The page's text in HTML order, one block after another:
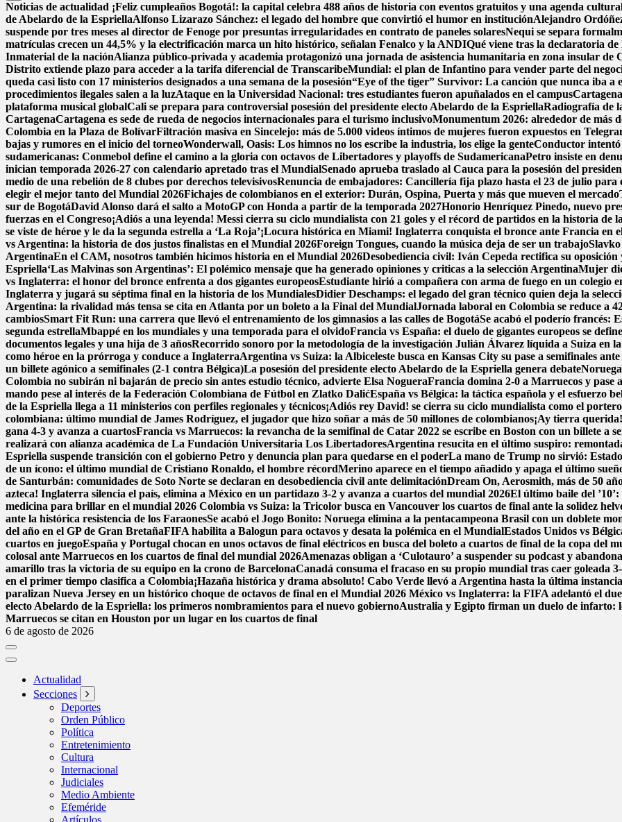
Noticias de actualidad ¡Feliz cumpleaños Bogotá!: la capital celebra 488 años de historia con eventos gratuitos y una agenda
de Abelardo de la EspriellaAlfonso Lizarazo Sánchez: el legado del hombre que convirtió el humor en instituciónAlejandro
suspende por tres meses al director de Fenoge por presuntas irregularidades en contrato de paneles solaresNequi se separa
matrículas crecen un 44,5% y la electrificación marca un hito histórico, señalan Fenalco y la ANDIQué viene tras la declaratoria
Inmaterial de la naciónAlianza público-privada y academia protagonizó una jornada de asistencia humanitaria en zona insular de
Distrito extiende plazo para acceder a la tarifa diferencial de TranscaribeMundial: el plan de Infantino para vender parte del
queda casi listo con 17 ministerios designados a una semana de la posesión“Eye of the tiger” Survivor: La canción que nunca iba a
procedimientos ilegales salen a la luzAtaque en la Universidad Nacional: tres estudiantes fueron apuñalados en el campus
plataforma musical globalCali se prepara para controversial posesión del presidente electo Abelardo de la EspriellaRadiografía de
CartagenaCartagena es sede de rueda de negocios internacionales para el turismo inclusivoMonumentum 2026: alrededor de más
Colombia en la Plaza de BolívarFiltración masiva en Sincelejo: más de 5.000 videos íntimos de mujeres fueron expuestos en
bajas y rumores en el inicio del torneoWonderwall, Oasis: Los himnos no los escribe la industria, los elige la genteConductor intentó
sudamericanas: Conmebol define el camino a la gloria con octavos de Libertadores y playoffs de SudamericanaPetro insiste en
inician temporada 2026-27 con calendario apretado tras el MundialSenado aprueba traslado al Cauca para la posesión del
medio de una rebelión de 8 clubes por derechos televisivosRenuncia de embajadores: Cancillería fija plazo hasta el 23 de julio
elegir el mejor tanto del Mundial 2026Fichajes de colombianos en el exterior: Durán, Ospina, Puerta y más que mueven el mercado
sur de BogotáDavid Alonso dará el salto a MotoGP con Honda a partir de la temporada 2027Honorio Henríquez Pinedo, nuevo
fuerzas en el Congreso¡Adiós a una leyenda! Messi cierra su ciclo mundialista con 21 goles y el récord de partidos en la historia de
se viste de héroe y le da la segunda estrella a ‘La Roja’¡Locura histórica en Miami! Inglaterra conquista el bronce ante Francia en
vs Argentina: la historia de dos justos finalistas en el Mundial 2026Foreign Tongues, cuando la música deja de ser un trabajo
ArgentinaEn el CAM, nosotros también hicimos historia en el Mundial 2026Desobediencia civil: Iván Cepeda rectifica su
Espriella‘Las Malvinas son Argentinas’: El polémico mensaje que ha generado opiniones y criticas a la selección ArgentinaMujer
vs Inglaterra: el honor del bronce enfrenta a dos gigantes europeosEstudiante hirió a compañera con arma de fuego en un colegio
Inglaterra y jugará su séptima final en la historia de los MundialesDidier Deschamps: el legado del gran técnico quien deja la
Argentina: la rivalidad más tensa se cita en Atlanta por un boleto a la Final del MundialJornada laboral en Colombia se reduce a
cambiosSmart Fit Run: una carrera que llevó el entrenamiento de los gimnasios a las calles de BogotáSe acabó el poderío francés:
segunda estrellaMbappé en los mundiales y una temporada para el olvidoFrancia vs España: el duelo de gigantes europeos se
documentos legales y una hija de 3 añosRecorrido sonoro por la metodología de la investigación Julián Álvarez líquida a Suiza en
como héroe en la prórroga y conduce a InglaterraArgentina vs Suiza: la Albiceleste busca en Kansas City su pase a semifinales
un billete agónico a semifinales (2-1 contra Bélgica)La posesión del presidente electo Abelardo de la Espriella genera debate
Colombia no subirán ni bajarán de precio sin antes estudio técnico, advierte Elsa NogueraFrancia domina 2-0 a Marruecos y pase
mando pese al interés de la Federación Colombiana de Fútbol en Zlatko DalićEspaña vs Bélgica: la táctica española y el esfuerzo
de la Espriella llega a 11 ministerios con perfiles regionales y técnicos¡Adiós rey David! se cierra su ciclo mundialista como el
colombiana: último mundial de James Rodríguez, el jugador que hizo soñar a más de 50 millones de colombianos¡Ay tierra
gana 4-3 y avanza a cuartosFrancia vs Marruecos: la revancha de la semifinal de Catar 2022 se escribe en Boston con un billete a
realizará con alianza académica de La Fundación Universitaria Los LibertadoresArgentina resucita en el último suspiro:
Espriella suspende transición con el gobierno Petro y denuncia plan para quedarse en el poderLa mano de Trump no sirvió:
de un ícono: el último mundial de Cristiano Ronaldo, el hombre récordMerino aparece en el tiempo añadido y apaga el último
de Santurbán: comunidades de Soto Norte se declaran en desobediencia civil ante delimitaciónDream On, Aerosmith, más de 50
azteca! Inglaterra silencia el país, elimina a México en un partidazo 3-2 y avanza a cuartos del mundial 2026El último baile del
medicina para brillar en el mundial 2026 Colombia vs Suiza: la Tricolor busca en Vancouver los cuartos de final ante la solidez
ante la histórica resistencia de los FaraonesSe acabó el Jogo Bonito: Noruega elimina a la pentacampeona Brasil con un doblete
del año en el GP de Gran BretañaFIFA habilita a Balogun para octavos y desata la polémica en el MundialEstados Unidos vs
cuartos en juegoEspaña y Portugal chocan en unos octavos de final eléctricos en busca del boleto a cuartos de final de la copa del
colosal ante Marruecos en los cuartos de final del mundial 2026Amenazas obligan a ‘Culotauro’ a suspender su podcast y
amarillo tras la victoria de su equipo en la crono de BarcelonaCanadá consuma el fracaso en su propio mundial tras caer goleada
en el primer tiempo clasifica a Colombia¡Hazaña histórica y drama absoluto! Cabo Verde llevó a Argentina hasta la última
paralizan Nueva Jersey en un histórico choque de octavos de final en el Mundial 2026 México vs Inglaterra: la FIFA adelantó el
electo Abelardo de la Espriella: los primeros nombramientos para el nuevo gobiernoAustralia y Egipto firman un duelo de infarto:
Marruecos se citan en Houston por un lugar en los cuartos de final
6 de agosto de 2026
Actualidad
Secciones
Deportes
Orden Público
Política
Entretenimiento
Cultura
Internacional
Judiciales
Medio Ambiente
Efeméride